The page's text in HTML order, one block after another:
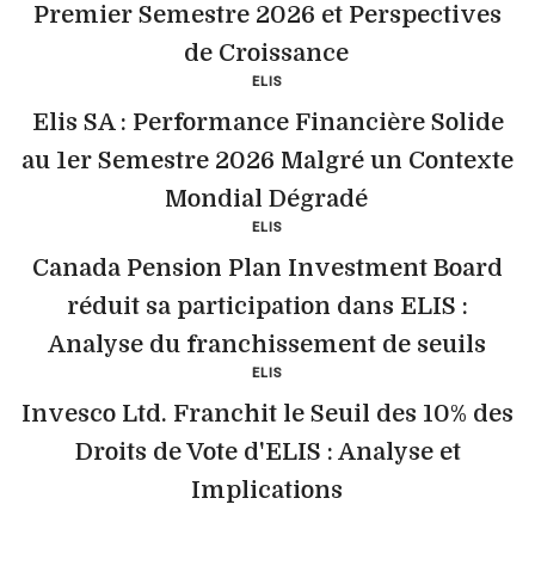
Premier Semestre 2026 et Perspectives
de Croissance
ELIS
Elis SA : Performance Financière Solide
au 1er Semestre 2026 Malgré un Contexte
Mondial Dégradé
ELIS
Canada Pension Plan Investment Board
réduit sa participation dans ELIS :
Analyse du franchissement de seuils
ELIS
Invesco Ltd. Franchit le Seuil des 10% des
Droits de Vote d'ELIS : Analyse et
Implications